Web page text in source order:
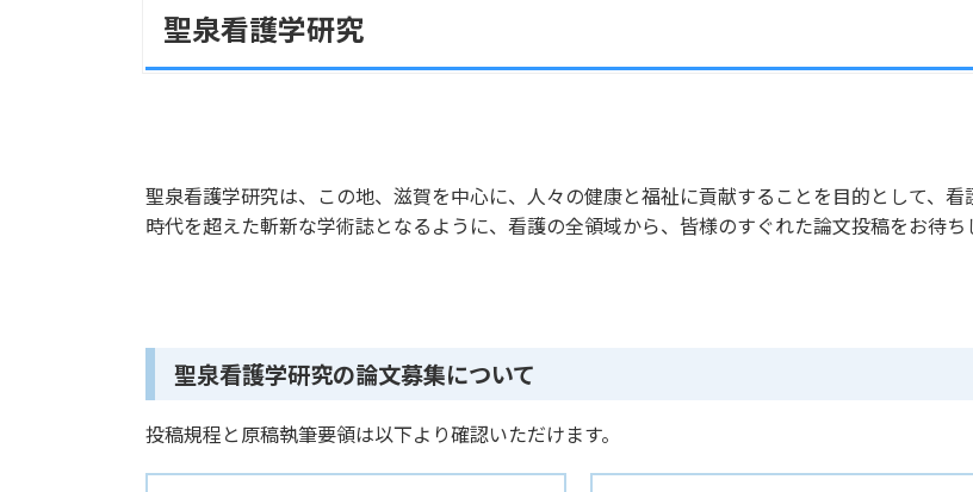
聖泉看護学研究
聖泉看護学研究は、この地、滋賀を中心に、人々の健康と福祉に貢献することを目的として、看
時代を超えた斬新な学術誌となるように、看護の全領域から、皆様のすぐれた論文投稿をお待ち
聖泉看護学研究の論文募集について
投稿規程と原稿執筆要領は以下より確認いただけます。